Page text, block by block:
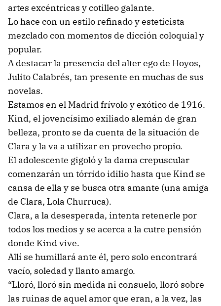
artes excéntricas y cotilleo galante.
Lo hace con un estilo refinado y esteticista
mezclado con momentos de dicción coloquial y
popular.
A destacar la presencia del alter ego de Hoyos,
Julito Calabrés, tan presente en muchas de sus
novelas.
Estamos en el Madrid frívolo y exótico de 1916.
Kind, el jovencísimo exiliado alemán de gran
belleza, pronto se da cuenta de la situación de
Clara y la va a utilizar en provecho propio.
El adolescente gigoló y la dama crepuscular
comenzarán un tórrido idilio hasta que Kind se
cansa de ella y se busca otra amante (una amiga
de Clara, Lola Churruca).
Clara, a la desesperada, intenta retenerle por
todos los medios y se acerca a la cutre pensión
donde Kind vive.
Allí se humillará ante él, pero solo encontrará
vacío, soledad y llanto amargo.
“Lloró, lloró sin medida ni consuelo, lloró sobre
las ruinas de aquel amor que eran, a la vez, las